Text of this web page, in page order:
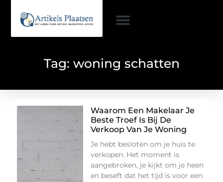
Tag: woning schatten
Waarom Een Makelaar Je
Beste Troef Is Bij De
Verkoop Van Je Woning
Je hebt besloten om je huis te
verkopen. Het moment is
aangebroken, je kijkt om je heen
en beseft dat het tijd is voor een